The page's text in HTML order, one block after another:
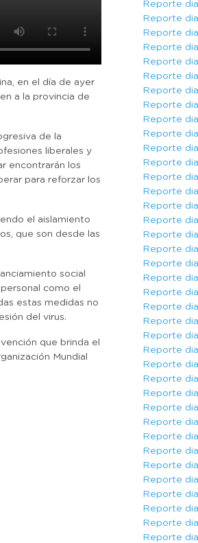
en el día de ayer
a la provincia de
de la
liberales y
encontrarán los
para reforzar los
el aislamiento
que son desde las
social
como el
estas medidas no
del virus.
que brinda el
Mundial
Reporte
Reporte
Reporte
Reporte
Reporte
Reporte
Reporte
Reporte
Reporte
Reporte
Reporte
Reporte
Reporte
Reporte
Reporte
Reporte
Reporte
Reporte
Reporte
Reporte
Reporte
Reporte
Reporte
Reporte
Reporte
Reporte
Reporte
Reporte
Reporte
Reporte
Reporte
Reporte
Reporte
Reporte
Reporte
Reporte
Reporte
Reporte